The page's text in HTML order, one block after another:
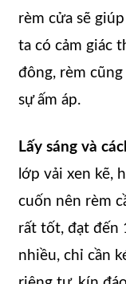
rèm cửa sẽ
ta có cảm giác
đông, rèm
sự ấm áp.
Lấy sáng và
lớp vải xen kẽ,
cuốn nên rèm
rất tốt, đạt đến
nhiều, chỉ cần